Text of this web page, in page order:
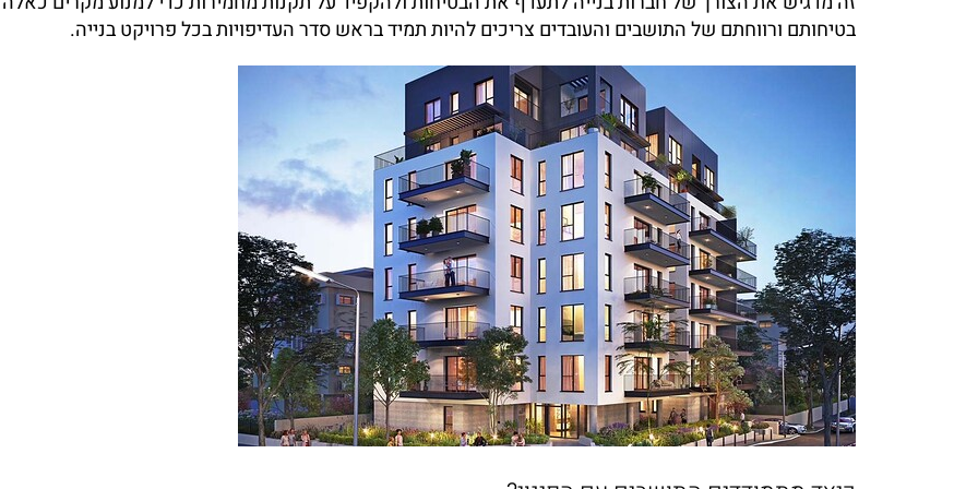
בטיחותם ורווחתם של התושבים והעובדים צריכים להיות תמיד בראש סדר העדיפויות בכל פרויקט בנייה.